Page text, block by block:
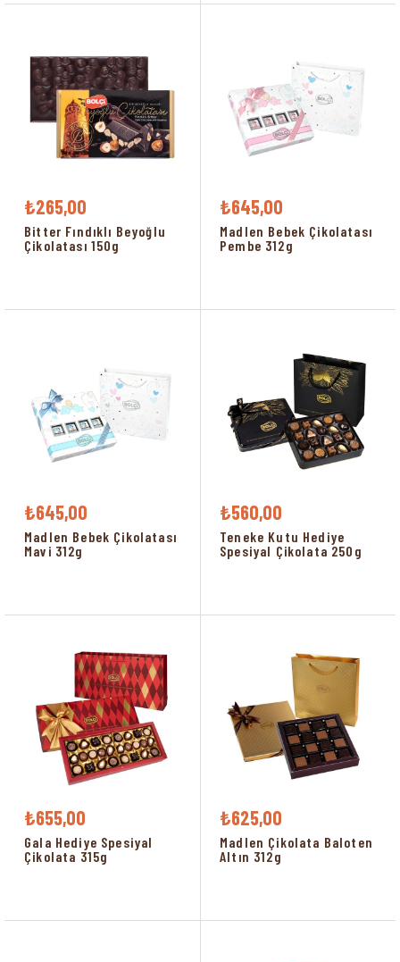
₺265,00
Bitter Fındıklı Beyoğlu
Çikolatası 150g
₺645,00
Madlen Bebek Çikolatası
Pembe 312g
₺645,00
Madlen Bebek Çikolatası
Mavi 312g
₺560,00
Teneke Kutu Hediye
Spesiyal Çikolata 250g
₺655,00
Gala Hediye Spesiyal
Çikolata 315g
₺625,00
Madlen Çikolata Baloten
Altın 312g